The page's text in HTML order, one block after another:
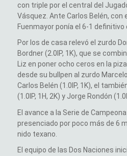
con triple por el central del
Vásquez. Ante Carlos Belén, con
Fuenmayor ponía el 6-1 definitivo
Por los de casa relevó el zurdo
Bordner (2.0IP, 1K), que se
Liz en poner ocho ceros en la
desde su bullpen al zurdo
Carlos Belén (1.0IP, 1K), el
(1.0IP, 1H, 2K) y Jorge Rondón
El avance a la Serie de
presenciado por poco más de 6
nido texano.
El equipo de las Dos Naciones